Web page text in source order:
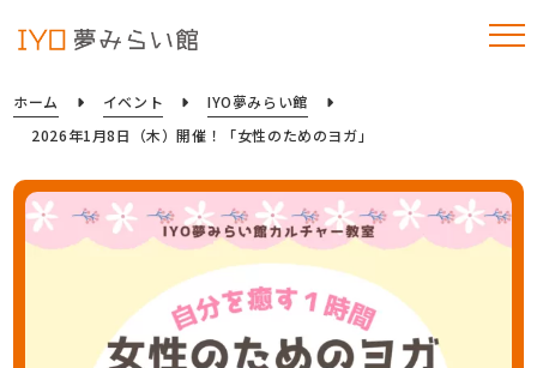
ホーム イベント
IYO夢みらい館
2026年1月8日（木）開催！「女性のためのヨガ」